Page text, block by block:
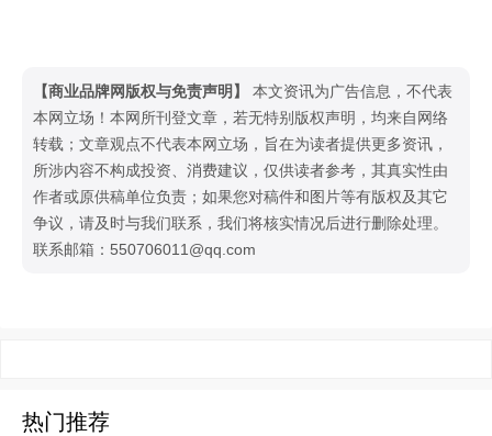
【商业品牌网版权与免责声明】
本文资讯为广告信息，不代表
本网立场！本网所刊登文章，若无特别版权声明，均来自网络
转载；文章观点不代表本网立场，旨在为读者提供更多资讯，
所涉内容不构成投资、消费建议，仅供读者参考，其真实性由
作者或原供稿单位负责；如果您对稿件和图片等有版权及其它
争议，请及时与我们联系，我们将核实情况后进行删除处理。
联系邮箱：550706011@qq.com
热门推荐